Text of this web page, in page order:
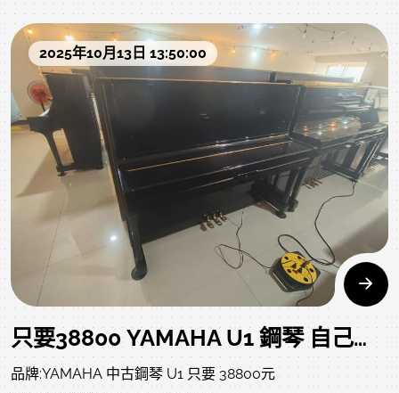
https://www.rita-
music.com/modules/news/article.php?storyid=1425
6.只要39800元 日本KAWAI CE-7 原木典雅小琴 就是您的
商品資訊、照片及影音:
https://www.rita-
music.com/modules/news/article.php?storyid=1536
7.只要 39900元 台灣山葉 YAMAHA UT-11 二手鋼琴 YT23萬
號
商品資訊、照片及影音:
https://www.rita-
music.com/modules/news/article.php?storyid=1511
收、鋼琴收購專線:0980494792鋼琴買賣/鋼琴回收/鋼琴收
購/鋼琴批發/鋼琴搬運/鋼琴調音/鋼琴維修/鋼琴保養/全
新鋼琴/中古鋼琴/二手鋼琴/鋼琴報廢/鋼琴估價
我們都有服務以下照片及影片是購回的原始狀況，當下就很
不錯目前整理ing，以下照片影片是我們專業認證回收後當下
的原始狀況，上一手保存良好就像去買中古車，車行都整理
得很漂亮，但您不知道的是原始狀況?是否被撞?是否大修?以
下照片及影片把上一手的狀況坦誠給您了解，放心喔!
不一樣，老師喜歡的不一定是您喜歡的，歡迎洽詢!
要買就要買有清潔整理過的，不要在網路上買一般顧客沒有
整理過的，載回家您會暈倒，內部蟑螂蛋、灰塵一堆..
而且不是調音後就可以使用，需要全面整音、整調、等..請相
信專業，況且我們的售價也不會比沒整理的貴太多..找我們就
對了..以下文章歡迎參閱:新琴與中古琴的差異文章參
閱:https://www.rita-
music.com/modules/news/article.php?storyid=4日本鋼
琴與台灣鋼琴的差
別:https://thousand0410.pixnet.net/blog/post/302806156
日本鋼琴就一定好嗎?:https://www.rita-
music.com/modules/news/article.php?storyid=543在社
團跟一般網友買二手鋼琴好嗎?:https://www.rita-
2025年10月13日 13:50:00
只要38800 YAMAHA U1 鋼琴 自己搬回家 近期廣告戶 快搶喔 請找 中壢 中古鋼琴 黃先生
品牌:YAMAHA 中古鋼琴 U1 只要 38800元